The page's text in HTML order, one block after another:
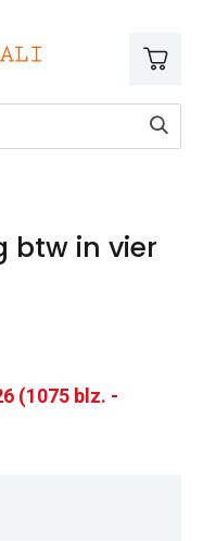
btw in vier
(1075 blz. -